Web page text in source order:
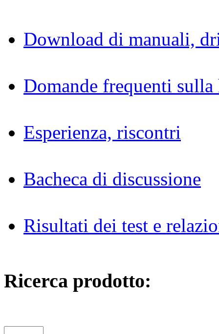
Download di manuali,
Domande frequenti
Esperienza, riscontri
Bacheca di discussione
Risultati dei test e
Ricerca prodotto: